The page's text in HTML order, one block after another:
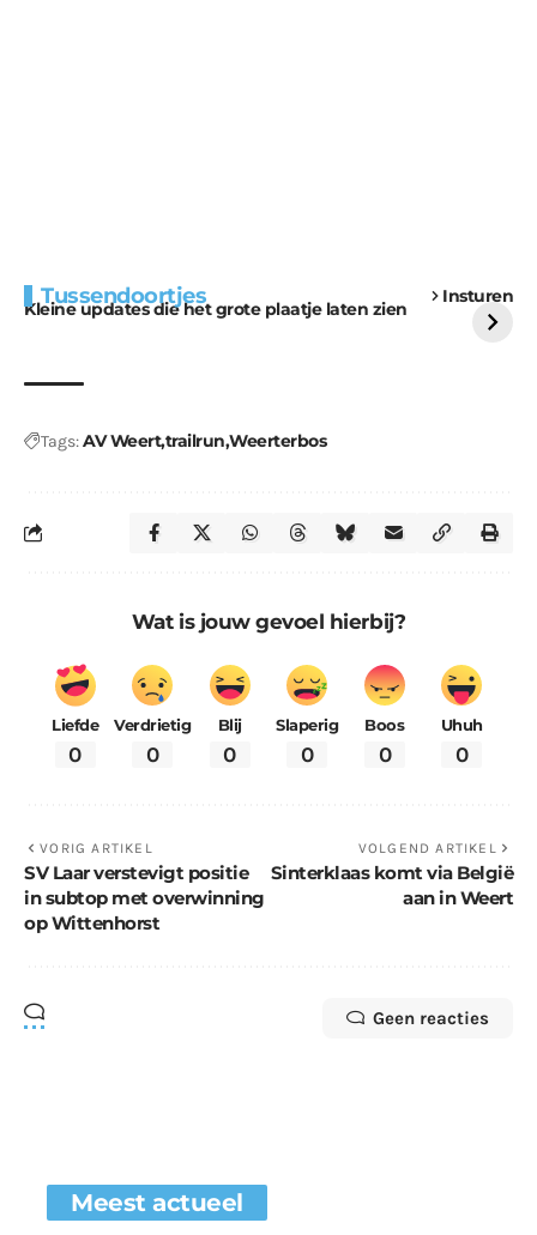
Tussendoortjes Insturen
Kleine updates die het grote plaatje laten zien
voor kabouters
uitdaging
Tags:AV Weerttrailrun Weerterbos
Wat is jouw gevoel hierbij?
Liefde
0
Verdrietig
0
Blij
0
Slaperig
0
Boos
0
Uhuh
0
VORIG ARTIKEL
SV Laar verstevigt positie
in subtop met overwinning
op Wittenhorst
VOLGEND ARTIKEL
Sinterklaas komt via België
aan in Weert
Geen reacties
Meest actueel